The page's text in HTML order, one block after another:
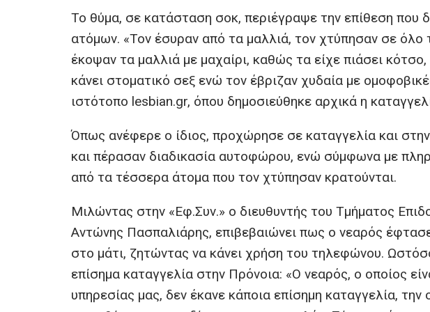
Το θύμα, σε κατάσταση σοκ, περιέγραψε την επίθεση που
ατόμων. «Τον έσυραν από τα μαλλιά, τον χτύπησαν σε όλο
έκοψαν τα μαλλιά με μαχαίρι, καθώς τα είχε πιάσει
κάνει στοματικό σεξ ενώ τον έβριζαν χυδαία με
ιστότοπο lesbian.gr, όπου δημοσιεύθηκε αρχικά η
Όπως ανέφερε ο ίδιος, προχώρησε σε καταγγελία και
και πέρασαν διαδικασία αυτοφώρου, ενώ σύμφωνα με
από τα τέσσερα άτομα που τον χτύπησαν κρατούνται.
Μιλώντας στην «Εφ.Συν.» ο διευθυντής του Τμήματος
Αντώνης Πασπαλιάρης, επιβεβαιώνει πως ο νεαρός
στο μάτι, ζητώντας να κάνει χρήση του τηλεφώνου.
επίσημα καταγγελία στην Πρόνοια: «Ο νεαρός, ο οποίος
υπηρεσίας μας, δεν έκανε κάποια επίσημη καταγγελία,